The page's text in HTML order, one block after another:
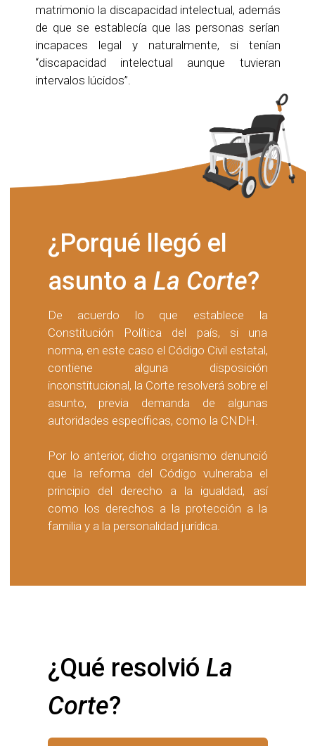
matrimonio la discapacidad intelectual, además
de que se establecía que las personas serían
incapaces legal y naturalmente, si tenían
“discapacidad intelectual aunque tuvieran
intervalos lúcidos”.
¿Porqué llegó el
asunto a La Corte?
De acuerdo lo que establece la
Constitución Política del país, si una
norma, en este caso el Código Civil estatal,
contiene alguna disposición
inconstitucional, la Corte resolverá sobre el
asunto, previa demanda de algunas
autoridades específicas, como la CNDH.
Por lo anterior, dicho organismo denunció
que la reforma del Código vulneraba el
principio del derecho a la igualdad, así
como los derechos a la protección a la
familia y a la personalidad jurídica.
¿Qué resolvió La
Corte?